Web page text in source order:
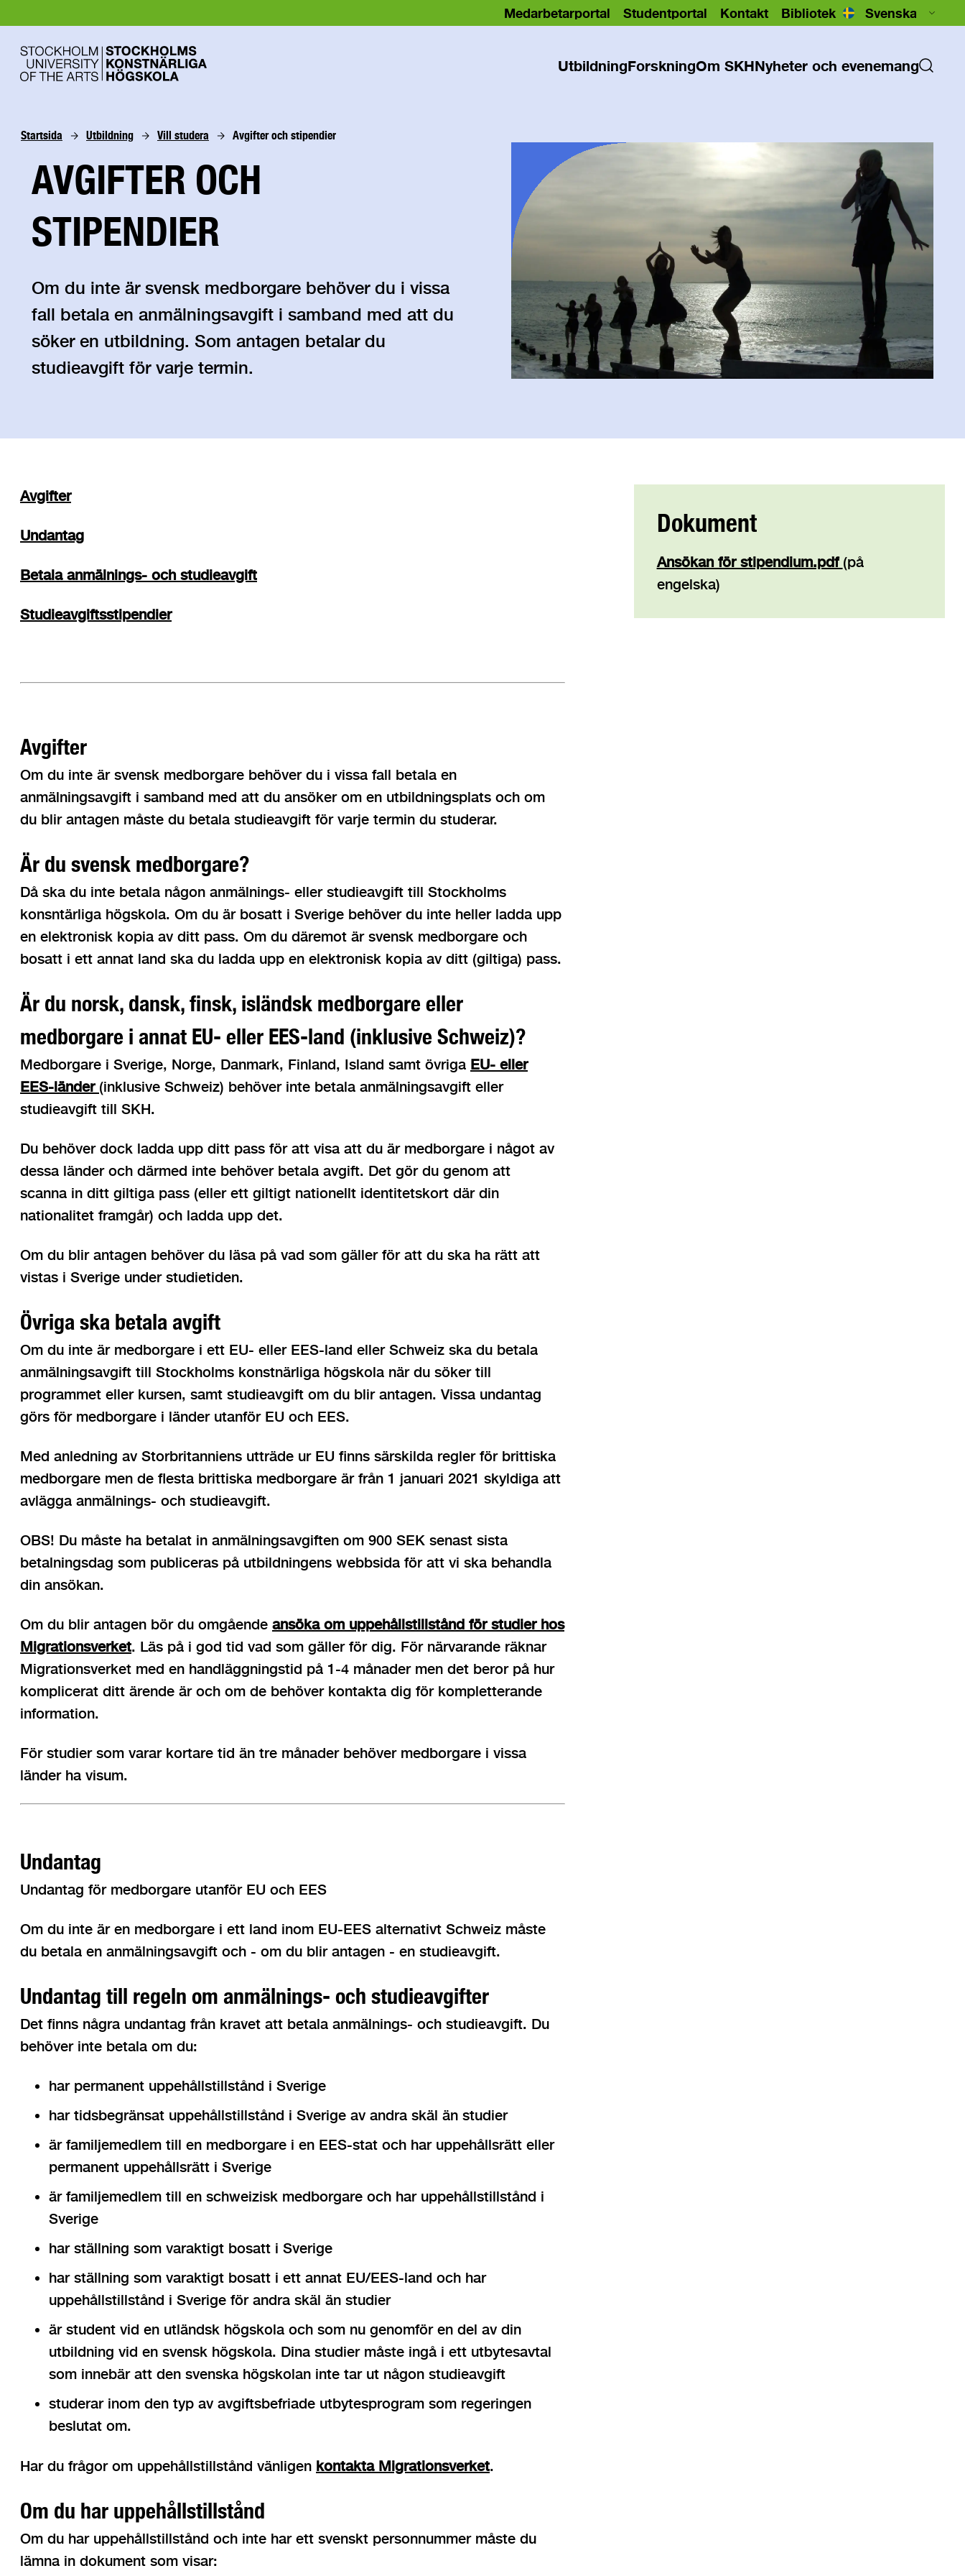
Medarbetarportal Studentportal Kontakt Bibliotek
UtbildningForskningOm SKHNyheter och evenemang
Startsida Utbildning Vill studera Avgifter och stipendier
AVGIFTER OCH
STIPENDIER
Om du inte är svensk medborgare behöver du i vissa
fall betala en anmälningsavgift i samband med att du
söker en utbildning. Som antagen betalar du
studieavgift för varje termin.
Avgifter
Undantag
Betala anmälnings- och studieavgift
Studieavgiftsstipendier
Avgifter
Om du inte är svensk medborgare behöver du i vissa fall betala en
anmälningsavgift i samband med att du ansöker om en utbildningsplats och om
du blir antagen måste du betala studieavgift för varje termin du studerar.
Är du svensk medborgare?
Då ska du inte betala någon anmälnings- eller studieavgift till Stockholms
konsntärliga högskola. Om du är bosatt i Sverige behöver du inte heller ladda upp
en elektronisk kopia av ditt pass. Om du däremot är svensk medborgare och
bosatt i ett annat land ska du ladda upp en elektronisk kopia av ditt (giltiga) pass.
Är du norsk, dansk, finsk, isländsk medborgare eller
medborgare i annat EU- eller EES-land (inklusive Schweiz)?
Medborgare i Sverige, Norge, Danmark, Finland, Island samt övriga EU- eller
EES-länder (inklusive Schweiz) behöver inte betala anmälningsavgift eller
studieavgift till SKH.
Du behöver dock ladda upp ditt pass för att visa att du är medborgare i något av
dessa länder och därmed inte behöver betala avgift. Det gör du genom att
scanna in ditt giltiga pass (eller ett giltigt nationellt identitetskort där din
nationalitet framgår) och ladda upp det.
Om du blir antagen behöver du läsa på vad som gäller för att du ska ha rätt att
vistas i Sverige under studietiden.
Övriga ska betala avgift
Om du inte är medborgare i ett EU- eller EES-land eller Schweiz ska du betala
anmälningsavgift till Stockholms konstnärliga högskola när du söker till
programmet eller kursen, samt studieavgift om du blir antagen. Vissa undantag
görs för medborgare i länder utanför EU och EES.
Med anledning av Storbritanniens utträde ur EU finns särskilda regler för brittiska
medborgare men de flesta brittiska medborgare är från 1 januari 2021 skyldiga att
avlägga anmälnings- och studieavgift.
OBS! Du måste ha betalat in anmälningsavgiften om 900 SEK senast sista
betalningsdag som publiceras på utbildningens webbsida för att vi ska behandla
din ansökan.
Om du blir antagen bör du omgående ansöka om uppehållstillstånd för studier hos
Migrationsverket. Läs på i god tid vad som gäller för dig. För närvarande räknar
Migrationsverket med en handläggningstid på 1-4 månader men det beror på hur
komplicerat ditt ärende är och om de behöver kontakta dig för kompletterande
information.
För studier som varar kortare tid än tre månader behöver medborgare i vissa
länder ha visum.
Undantag
Undantag för medborgare utanför EU och EES
Om du inte är en medborgare i ett land inom EU-EES alternativt Schweiz måste
du betala en anmälningsavgift och - om du blir antagen - en studieavgift.
Undantag till regeln om anmälnings- och studieavgifter
Det finns några undantag från kravet att betala anmälnings- och studieavgift. Du
behöver inte betala om du:
har permanent uppehållstillstånd i Sverige
har tidsbegränsat uppehållstillstånd i Sverige av andra skäl än studier
är familjemedlem till en medborgare i en EES-stat och har uppehållsrätt eller
permanent uppehållsrätt i Sverige
är familjemedlem till en schweizisk medborgare och har uppehållstillstånd i
Sverige
har ställning som varaktigt bosatt i Sverige
har ställning som varaktigt bosatt i ett annat EU/EES-land och har
uppehållstillstånd i Sverige för andra skäl än studier
är student vid en utländsk högskola och som nu genomför en del av din
utbildning vid en svensk högskola. Dina studier måste ingå i ett utbytesavtal
som innebär att den svenska högskolan inte tar ut någon studieavgift
studerar inom den typ av avgiftsbefriade utbytesprogram som regeringen
beslutat om.
Har du frågor om uppehållstillstånd vänligen kontakta Migrationsverket.
Om du har uppehållstillstånd
Om du har uppehållstillstånd och inte har ett svenskt personnummer måste du
lämna in dokument som visar:
Dokument
Ansökan för stipendium.pdf (på
engelska)